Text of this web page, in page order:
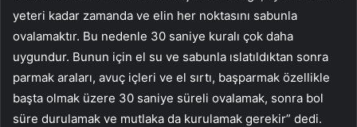
yeteri kadar zamanda ve elin her noktasını sabunla
ovalamaktır. Bu nedenle 30 saniye kuralı çok daha
uygundur. Bunun için el su ve sabunla ıslatıldıktan sonra
parmak araları, avuç içleri ve el sırtı, başparmak özellikle
başta olmak üzere 30 saniye süreli ovalamak, sonra bol
süre durulamak ve mutlaka da kurulamak gerekir” dedi.